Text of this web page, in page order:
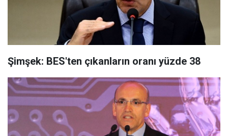
Şimşek: BES'ten çıkanların oranı yüzde 38